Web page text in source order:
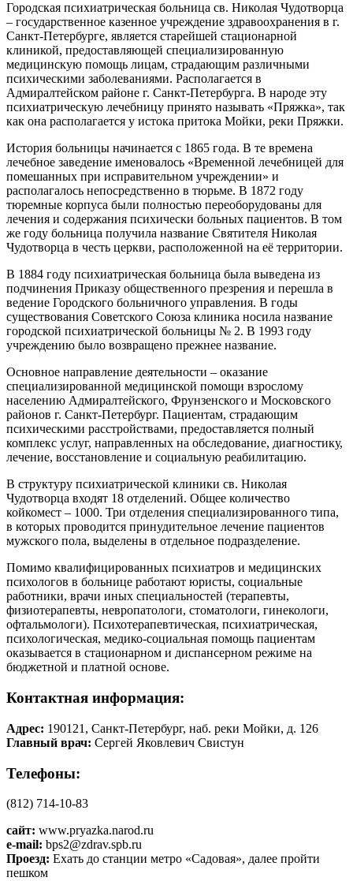
Городская психиатрическая больница св. Николая Чудотворца
– государственное казенное учреждение здравоохранения в г.
Санкт-Петербурге, является старейшей стационарной
клиникой, предоставляющей специализированную
медицинскую помощь лицам, страдающим различными
психическими заболеваниями. Располагается в
Адмиралтейском районе г. Санкт-Петербурга. В народе эту
психиатрическую лечебницу принято называть «Пряжка», так
как она располагается у истока притока Мойки, реки Пряжки.
История больницы начинается с 1865 года. В те времена
лечебное заведение именовалось «Временной лечебницей для
помешанных при исправительном учреждении» и
располагалось непосредственно в тюрьме. В 1872 году
тюремные корпуса были полностью переоборудованы для
лечения и содержания психически больных пациентов. В том
же году больница получила название Святителя Николая
Чудотворца в честь церкви, расположенной на её территории.
В 1884 году психиатрическая больница была выведена из
подчинения Приказу общественного презрения и перешла в
ведение Городского больничного управления. В годы
существования Советского Союза клиника носила название
городской психиатрической больницы № 2. В 1993 году
учреждению было возвращено прежнее название.
Основное направление деятельности – оказание
специализированной медицинской помощи взрослому
населению Адмиралтейского, Фрунзенского и Московского
районов г. Санкт-Петербург. Пациентам, страдающим
психическими расстройствами, предоставляется полный
комплекс услуг, направленных на обследование, диагностику,
лечение, восстановление и социальную реабилитацию.
В структуру психиатрической клиники св. Николая
Чудотворца входят 18 отделений. Общее количество
койкомест – 1000. Три отделения специализированного типа,
в которых проводится принудительное лечение пациентов
мужского пола, выделены в отдельное подразделение.
Помимо квалифицированных психиатров и медицинских
психологов в больнице работают юристы, социальные
работники, врачи иных специальностей (терапевты,
физиотерапевты, невропатологи, стоматологи, гинекологи,
офтальмологи). Психотерапевтическая, психиатрическая,
психологическая, медико-социальная помощь пациентам
оказывается в стационарном и диспансерном режиме на
бюджетной и платной основе.
Контактная информация:
Адрес: 190121, Санкт-Петербург, наб. реки Мойки, д. 126
Главный врач: Сергей Яковлевич Свистун
Телефоны:
(812) 714-10-83
сайт: www.pryazka.narod.ru
e-mail: bps2@zdrav.spb.ru
Проезд: Ехать до станции метро «Садовая», далее пройти
пешком